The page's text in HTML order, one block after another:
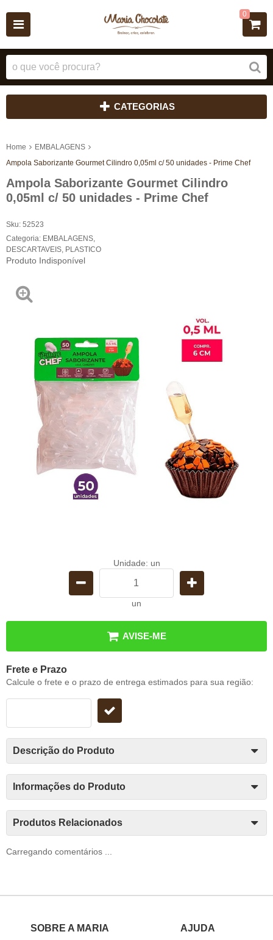
0
CATEGORIAS
Home
EMBALAGENS
Ampola Saborizante Gourmet Cilindro 0,05ml c/ 50 unidades - Prime Chef
Ampola Saborizante Gourmet Cilindro
0,05ml c/ 50 unidades - Prime Chef
Sku: 52523
Categoria: EMBALAGENS
DESCARTAVEIS PLASTICO
Produto Indisponível
Unidade: un
un
AVISE-ME
Frete e Prazo
Calcule o frete e o prazo de entrega estimados para sua região:
Descrição do Produto
Informações do Produto
Produtos Relacionados
Carregando comentários ...
SOBRE A MARIA
AJUDA